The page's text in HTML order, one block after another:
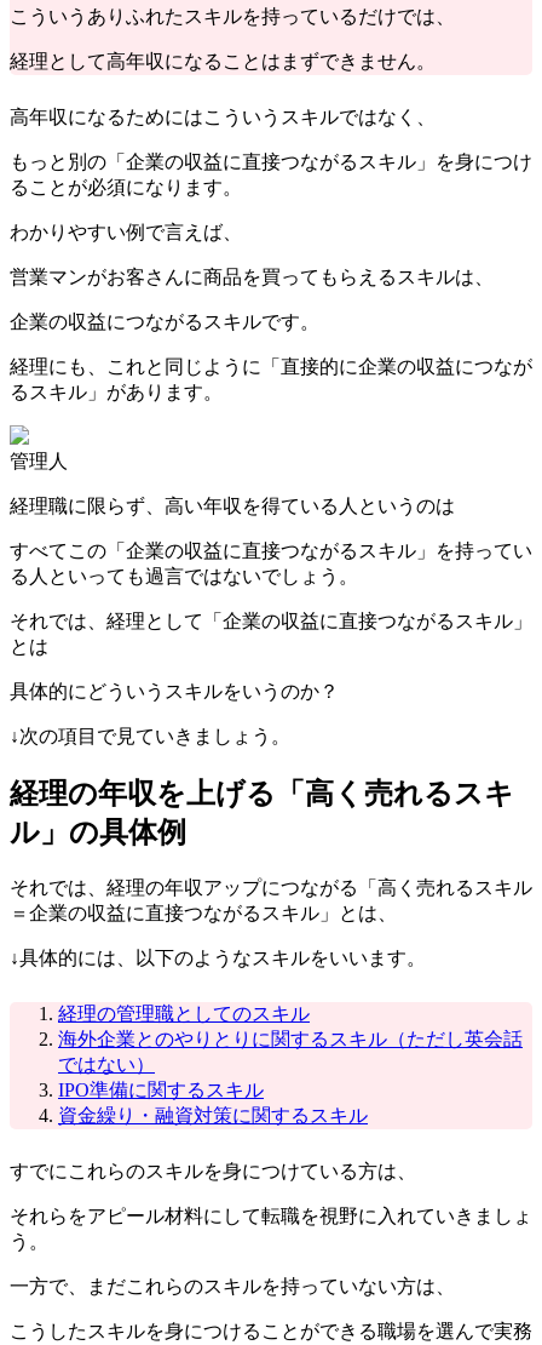
こういうありふれたスキルを持っているだけでは、
経理として高年収になることはまずできません。
高年収になるためにはこういうスキルではなく、
もっと別の「企業の収益に直接つながるスキル」を身につけ
ることが必須になります。
わかりやすい例で言えば、
営業マンがお客さんに商品を買ってもらえるスキルは、
企業の収益につながるスキルです。
経理にも、これと同じように「直接的に企業の収益につなが
るスキル」があります。
管理人
経理職に限らず、高い年収を得ている人というのは
すべてこの「企業の収益に直接つながるスキル」を持ってい
る人といっても過言ではないでしょう。
それでは、経理として「企業の収益に直接つながるスキル」
とは
具体的にどういうスキルをいうのか？
↓次の項目で見ていきましょう。
経理の年収を上げる「高く売れるスキ
ル」の具体例
それでは、経理の年収アップにつながる「高く売れるスキル
＝企業の収益に直接つながるスキル」とは、
↓具体的には、以下のようなスキルをいいます。
経理の管理職としてのスキル
海外企業とのやりとりに関するスキル（ただし英会話
ではない）
IPO準備に関するスキル
資金繰り・融資対策に関するスキル
すでにこれらのスキルを身につけている方は、
それらをアピール材料にして転職を視野に入れていきましょ
う。
一方で、まだこれらのスキルを持っていない方は、
こうしたスキルを身につけることができる職場を選んで実務